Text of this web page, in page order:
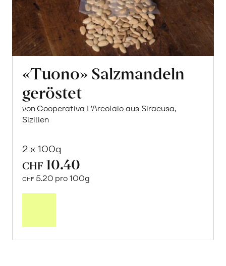
«Tuono» Salzmandeln
geröstet
von Cooperativa L’Arcolaio aus Siracusa,
Sizilien
2 x 100g
CHF 10.40
CHF 5.20 pro 100g